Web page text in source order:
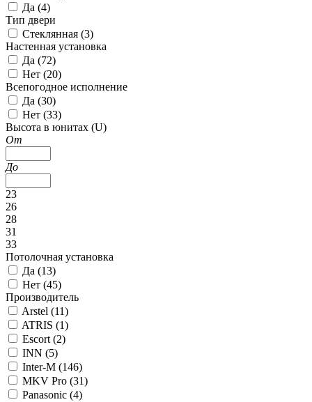
Да (4)
Тип двери
Стеклянная (3)
Настенная установка
Да (72)
Нет (20)
Всепогодное исполнение
Да (30)
Нет (33)
Высота в юнитах (U)
От
До
23
26
28
31
33
Потолочная установка
Да (13)
Нет (45)
Производитель
Arstel (11)
ATRIS (1)
Escort (2)
INN (5)
Inter-M (146)
MKV Pro (31)
Panasonic (4)